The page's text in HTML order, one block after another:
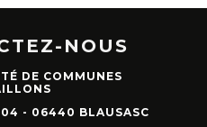
NOUS
DE COMMUNES
- 06440 BLAUSASC